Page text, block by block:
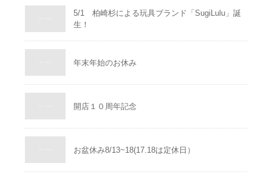
5/1 柏崎杉による玩具ブランド「SugiLulu」誕
生！
年末年始のお休み
開店１０周年記念
お盆休み8/13~18(17.18は定休日）